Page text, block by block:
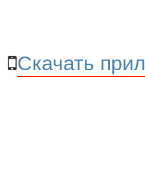
Скачать